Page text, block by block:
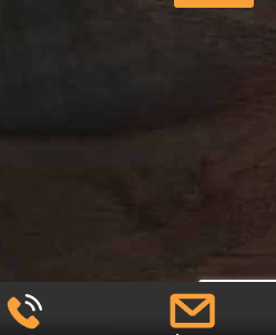
בניית אתרים ופתרונות דיגיטל